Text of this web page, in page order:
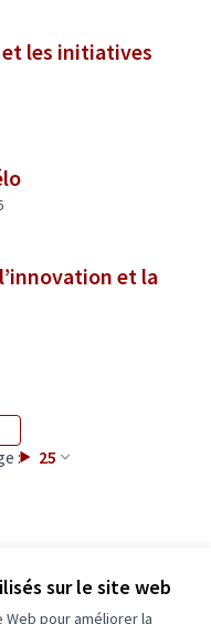
sur le site web
pour améliorer la
les initiatives
et la
: 25